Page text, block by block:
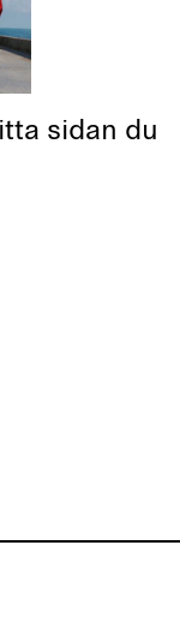
sidan du